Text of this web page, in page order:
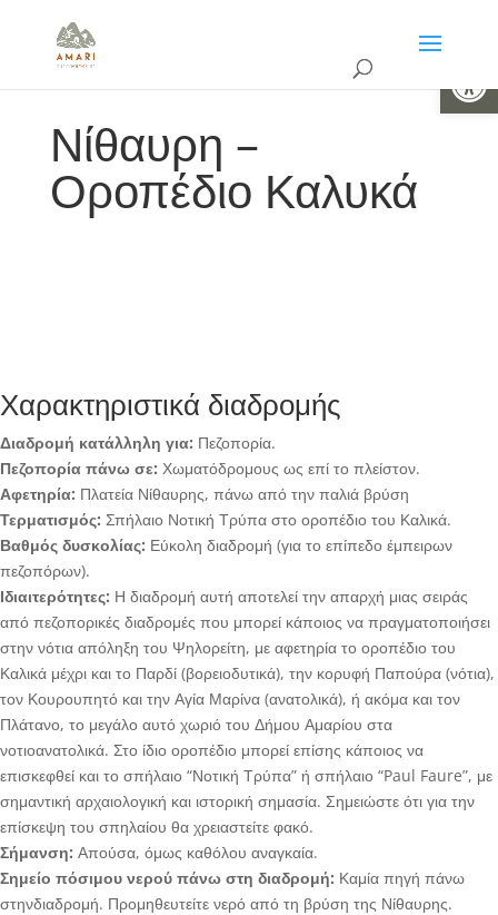
Νίθαυρη –
Οροπέδιο Καλυκά
Χαρακτηριστικά διαδρομής
Διαδρομή κατάλληλη για: Πεζοπορία.
Πεζοπορία πάνω σε: Χωματόδρομους ως επί το πλείστον.
Αφετηρία: Πλατεία Νίθαυρης, πάνω από την παλιά βρύση
Τερματισμός: Σπήλαιο Νοτική Τρύπα στο οροπέδιο του Καλικά.
Βαθμός δυσκολίας: Εύκολη διαδρομή (για το επίπεδο έμπειρων
πεζοπόρων).
Ιδιαιτερότητες: Η διαδρομή αυτή αποτελεί την απαρχή μιας σειράς
από πεζοπορικές διαδρομές που μπορεί κάποιος να πραγματοποιήσει
στην νότια απόληξη του Ψηλορείτη, με αφετηρία το οροπέδιο του
Καλικά μέχρι και το Παρδί (βορειοδυτικά), την κορυφή Παπούρα (νότια),
τον Κουρουπητό και την Αγία Μαρίνα (ανατολικά), ή ακόμα και τον
Πλάτανο, το μεγάλο αυτό χωριό του Δήμου Αμαρίου στα
νοτιοανατολικά. Στο ίδιο οροπέδιο μπορεί επίσης κάποιος να
επισκεφθεί και το σπήλαιο “Νοτική Τρύπα” ή σπήλαιο “Paul Faure”, με
σημαντική αρχαιολογική και ιστορική σημασία. Σημειώστε ότι για την
επίσκεψη του σπηλαίου θα χρειαστείτε φακό.
Σήμανση: Απούσα, όμως καθόλου αναγκαία.
Σημείο πόσιμου νερού πάνω στη διαδρομή: Καμία πηγή πάνω
στηνδιαδρομή. Προμηθευτείτε νερό από τη βρύση της Νίθαυρης.